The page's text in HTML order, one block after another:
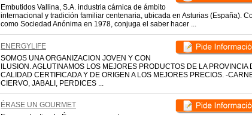
Embutidos Vallina, S.A. industria cárnica de ámbito
internacional y tradición familiar centenaria, ubicada en Asturias (España).
como Sociedad Anónima en 1978, conjuga el saber hacer ...
ENERGYLIFE
SOMOS UNA ORGANIZACION JOVEN Y CON
ILUSION. AGLUTINAMOS LOS MEJORES PRODUCTOS DE LA PROVINCIA
CALIDAD CERTIFICADA Y DE ORIGEN A LOS MEJORES PRECIOS. -
CIERVO, JABALI, PERDICES ...
ÉRASE UN GOURMET